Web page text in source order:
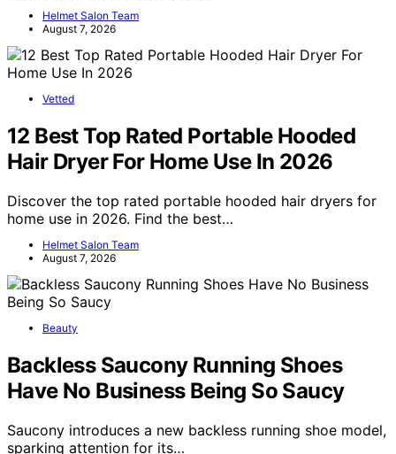
Helmet Salon Team
August 7, 2026
Vetted
12 Best Top Rated Portable Hooded
Hair Dryer For Home Use In 2026
Discover the top rated portable hooded hair dryers for
home use in 2026. Find the best…
Helmet Salon Team
August 7, 2026
Beauty
Backless Saucony Running Shoes
Have No Business Being So Saucy
Saucony introduces a new backless running shoe model,
sparking attention for its…